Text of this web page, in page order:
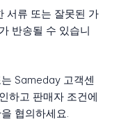
서류 또는 잘못된 가
반송될 수 있습니
Sameday 고객센
하고 판매자 조건에
협의하세요.